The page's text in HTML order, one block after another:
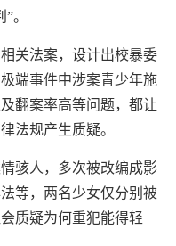
。
关法案，设计出校暴委
端事件中涉案青少年施
翻案率高等问题，都让
法规产生质疑。
骇人，多次被改编成影
等，两名少女仅分别被
质疑为何重犯能得轻